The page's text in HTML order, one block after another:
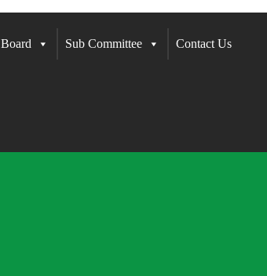
Board Sub Committee Contact Us